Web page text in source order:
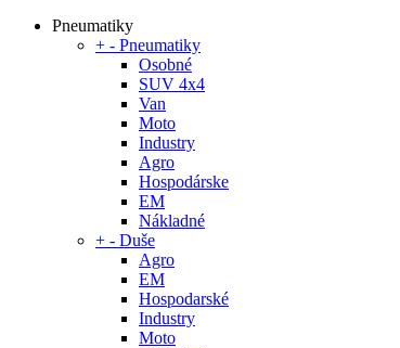
Pneumatiky
+ - Pneumatiky
Osobné
SUV 4x4
Van
Moto
Industry
Agro
Hospodárske
EM
Nákladné
+ - Duše
Agro
EM
Hospodarské
Industry
Moto